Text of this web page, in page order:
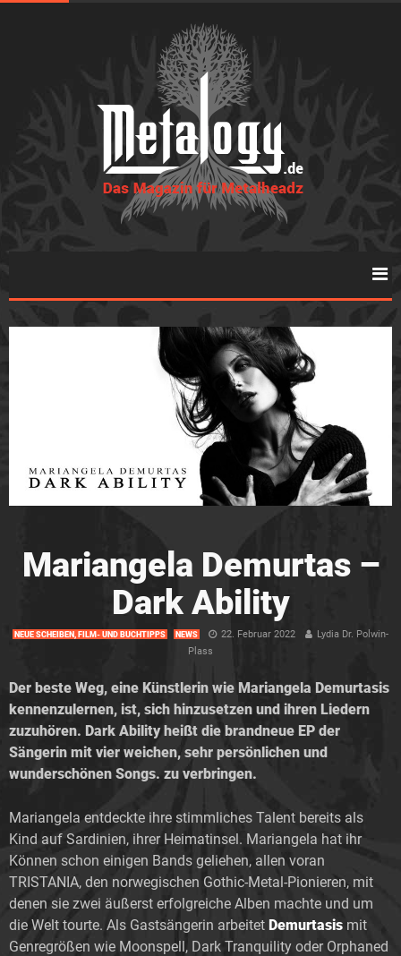
Mariangela Demurtas –
Dark Ability
NEUE SCHEIBEN, FILM- UND BUCHTIPPS NEWS 22. Februar 2022
Lydia Dr. Polwin-
Plass
Der beste Weg, eine Künstlerin wie Mariangela Demurtasis
kennenzulernen, ist, sich hinzusetzen und ihren Liedern
zuzuhören. Dark Ability heißt die brandneue EP der
Sängerin mit vier weichen, sehr persönlichen und
wunderschönen Songs. zu verbringen.
Mariangela entdeckte ihre stimmliches Talent bereits als
Kind auf Sardinien, ihrer Heimatinsel. Mariangela hat ihr
Können schon einigen Bands geliehen, allen voran
TRISTANIA, den norwegischen Gothic-Metal-Pionieren, mit
denen sie zwei äußerst erfolgreiche Alben machte und um
die Welt tourte. Als Gastsängerin arbeitet Demurtasis mit
Genregrößen wie Moonspell, Dark Tranquility oder Orphaned